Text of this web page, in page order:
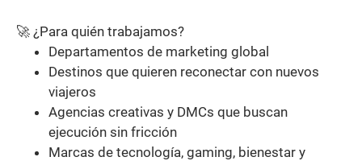
🚀 ¿Para quién trabajamos?
Departamentos de marketing global
Destinos que quieren reconectar con nuevos
viajeros
Agencias creativas y DMCs que buscan
ejecución sin fricción
Marcas de tecnología, gaming, bienestar y